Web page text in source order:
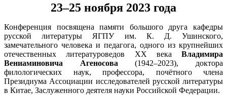
23–25 ноября 2023 года
Конференция посвящена памяти большого друга кафедры
русской литературы ЯГПУ им. К. Д. Ушинского,
замечательного человека и педагога, одного из крупнейших
отечественных литературоведов ХХ века Владимира
Вениаминовича Агеносова (1942–2023), доктора
филологических наук, профессора, почётного члена
Президиума Ассоциации исследователей русской литературы
в Китае, Заслуженного деятеля науки Российской Федерации.